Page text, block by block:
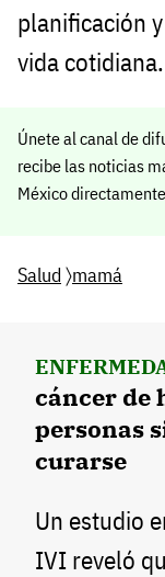
planificación
vida cotidiana.
Únete al canal de
recibe las noticias
México
Salud 〉mamá
cáncer de
personas
curarse
Un estudio
IVI reveló